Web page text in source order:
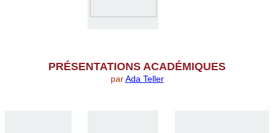
PRÉSENTATIONS ACADÉMIQUES
parAda Teller